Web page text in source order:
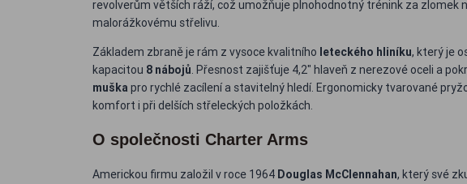
revolverům větších ráží, což umožňuje plnohodnotný trénink za zlomek
malorážkovému střelivu.
Základem zbraně je rám z vysoce kvalitního leteckého hliníku, který je
kapacitou 8 nábojů. Přesnost zajišťuje 4,2" hlaveň z nerezové oceli a
muška pro rychlé zacílení a stavitelný hledí. Ergonomicky tvarované
komfort i při delších střeleckých položkách.
O společnosti Charter Arms
Americkou firmu založil v roce 1964 Douglas McClennahan, který své